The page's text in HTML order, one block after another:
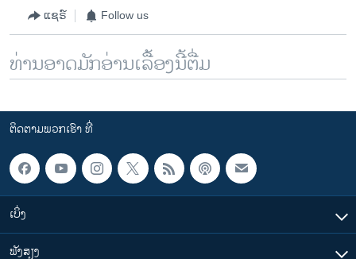
ແຊຣ໌ Follow us
ທ່ານອາດມັກອ່ານເລື້ອງນີ້ຕື່ມ
ຕິດຕາມພວກເຮົາ ທີ່
ເບິ່ງ
ຟັງສຽງ